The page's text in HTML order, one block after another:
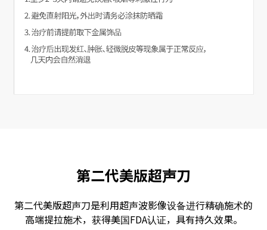
第二代美版超声刀
第二代美版超声刀是利用超声波影像设备进行精确施术的
高端提拉施术，获得美国FDA认证，具有持久效果。